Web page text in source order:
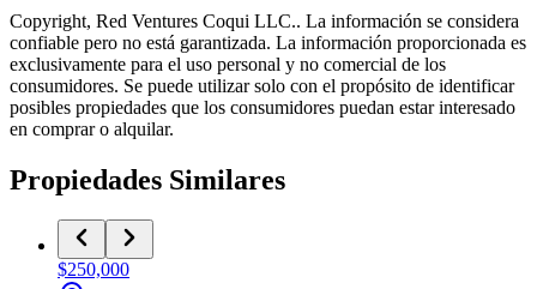
Copyright, Red Ventures Coqui LLC.. La información se considera
confiable pero no está garantizada. La información proporcionada es
exclusivamente para el uso personal y no comercial de los
consumidores. Se puede utilizar solo con el propósito de identificar
posibles propiedades que los consumidores puedan estar interesado
en comprar o alquilar.
Propiedades Similares
$250,000